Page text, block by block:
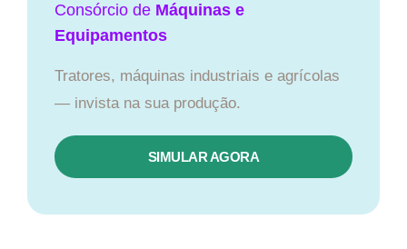
Consórcio de Máquinas e
Equipamentos
Tratores, máquinas industriais e agrícolas
— invista na sua produção.
SIMULAR AGORA